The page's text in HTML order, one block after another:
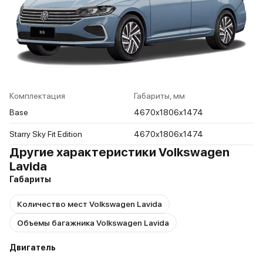
Комплектация
Габариты, мм
Base
4670x1806x1474
Starry Sky Fit Edition 4670x1806x1474
Другие характеристики Volkswagen
Lavida
Габариты
Количество мест Volkswagen Lavida
Объемы багажника Volkswagen Lavida
Двигатель